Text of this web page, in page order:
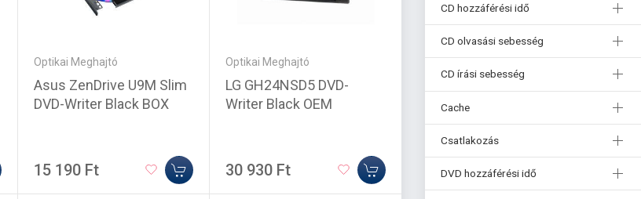
Optikai Meghajtó
Asus ZenDrive U9M Slim
DVD-Writer Black BOX
15 190 Ft
Optikai Meghajtó
LG GH24NSD5 DVD-
Writer Black OEM
30 930 Ft
CD hozzáférési idő
CD olvasási sebesség
CD írási sebesség
Cache
Csatlakozás
DVD hozzáférési idő